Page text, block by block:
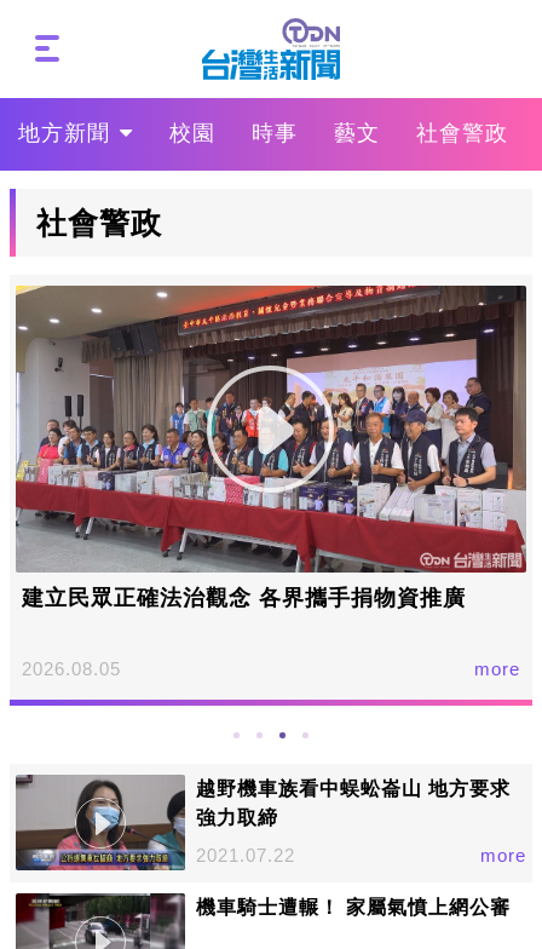
地方新聞 校園 時事 藝文 社會警政
社會警政
建立民眾正確法治觀念 各界攜手捐物資推廣
2026.08.05 more
越野機車族看中蜈蚣崙山 地方要求
強力取締
2021.07.22
more
機車騎士遭輾！ 家屬氣憤上網公審